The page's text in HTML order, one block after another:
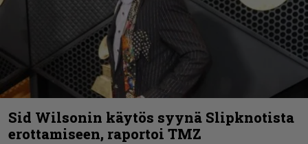
Sid Wilsonin käytös syynä Slipknotista
erottamiseen, raportoi TMZ